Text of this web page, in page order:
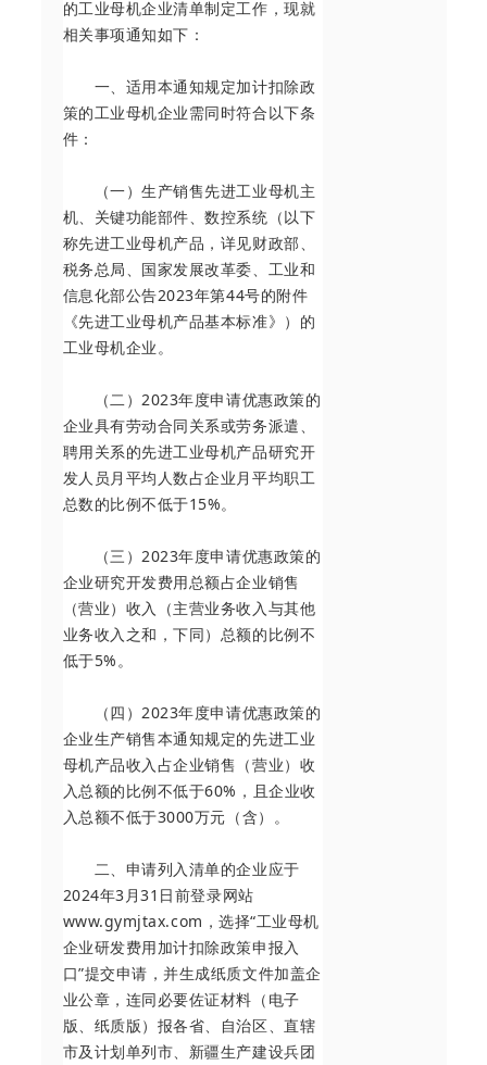
的工业母机企业清单制定工作，现就
相关事项通知如下：
一、适用本通知规定加计扣除政
策的工业母机企业需同时符合以下条
件：
（一）生产销售先进工业母机主
机、关键功能部件、数控系统（以下
称先进工业母机产品，详见财政部、
税务总局、国家发展改革委、工业和
信息化部公告2023年第44号的附件
《先进工业母机产品基本标准》）的
工业母机企业。
（二）2023年度申请优惠政策的
企业具有劳动合同关系或劳务派遣、
聘用关系的先进工业母机产品研究开
发人员月平均人数占企业月平均职工
总数的比例不低于15%。
（三）2023年度申请优惠政策的
企业研究开发费用总额占企业销售
（营业）收入（主营业务收入与其他
业务收入之和，下同）总额的比例不
低于5%。
（四）2023年度申请优惠政策的
企业生产销售本通知规定的先进工业
母机产品收入占企业销售（营业）收
入总额的比例不低于60%，且企业收
入总额不低于3000万元（含）。
二、申请列入清单的企业应于
2024年3月31日前登录网站
www.gymjtax.com，选择“工业母机
企业研发费用加计扣除政策申报入
口”提交申请，并生成纸质文件加盖企
业公章，连同必要佐证材料（电子
版、纸质版）报各省、自治区、直辖
市及计划单列市、新疆生产建设兵团